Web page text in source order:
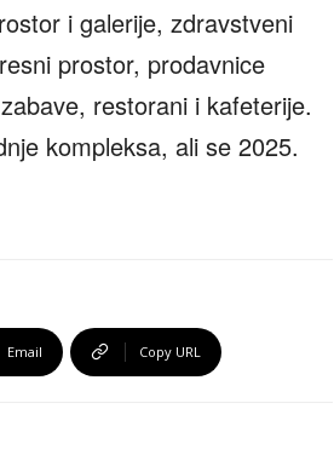
i galerije, zdravstveni
prostor, prodavnice
restorani i kafeterije.
kompleksa, ali se 2025.
Email Copy URL